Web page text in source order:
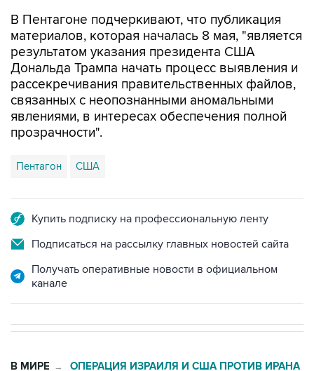
В Пентагоне подчеркивают, что публикация
материалов, которая началась 8 мая, "является
результатом указания президента США
Дональда Трампа начать процесс выявления и
рассекречивания правительственных файлов,
связанных с неопознанными аномальными
явлениями, в интересах обеспечения полной
прозрачности".
Пентагон США
Купить подписку на профессиональную ленту
Подписаться на рассылку главных новостей сайта
Получать оперативные новости в официальном
канале
В МИРЕ → ОПЕРАЦИЯ ИЗРАИЛЯ И США ПРОТИВ ИРАНА